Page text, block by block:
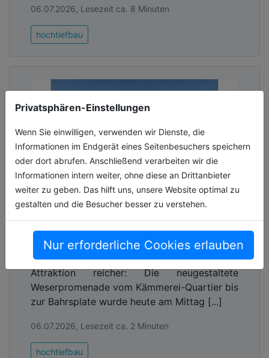
Privatsphären-Einstellungen
Wenn Sie einwilligen, verwenden wir Dienste, die
Informationen im Endgerät eines Seitenbesuchers speichern
oder dort abrufen. Anschließend verarbeiten wir die
Informationen intern weiter, ohne diese an Drittanbieter
weiter zu geben. Das hilft uns, unsere Website optimal zu
gestalten und die Besucher besser zu verstehen.
Nur erforderliche Cookies erlauben
06.07.2026, Lesezeit ca. 8 Minuten
hochtiefbau
Neue Weserpromenade Blumenthal
eröffnet
Der Bremer Stadtteil Blumenthal ist um eine
Attraktion reicher: Die neugestaltete
Weserpromenade vom Kämmerei-Quartier bis
zur Bahrsplate wurde heute am Mittag [...]
06.07.2026, Lesezeit ca. 2 Minuten
hochtiefbau